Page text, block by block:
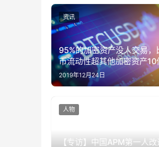
95%的加密资产没人交易，
币流动性超其他加密资产10
2019年12月24日
资讯
【专访】中国APM第一人
人物